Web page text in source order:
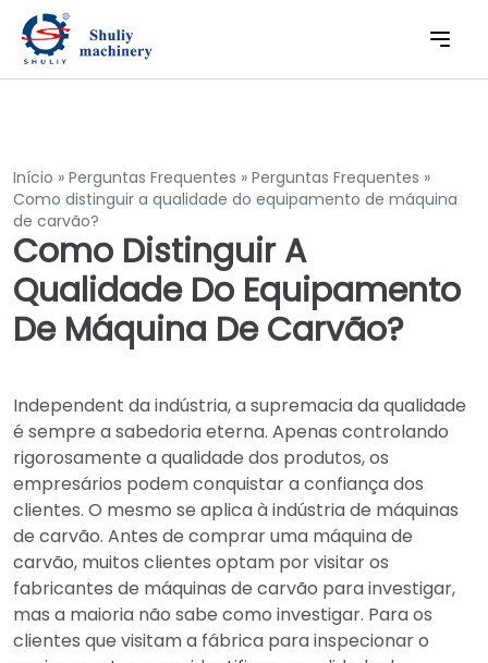
Início » Perguntas Frequentes » Perguntas Frequentes »
Como distinguir a qualidade do equipamento de máquina
de carvão?
Como Distinguir A
Qualidade Do Equipamento
De Máquina De Carvão?
Independent da indústria, a supremacia da qualidade
é sempre a sabedoria eterna. Apenas controlando
rigorosamente a qualidade dos produtos, os
empresários podem conquistar a confiança dos
clientes. O mesmo se aplica à indústria de máquinas
de carvão. Antes de comprar uma máquina de
carvão, muitos clientes optam por visitar os
fabricantes de máquinas de carvão para investigar,
mas a maioria não sabe como investigar. Para os
clientes que visitam a fábrica para inspecionar o